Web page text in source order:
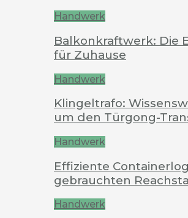
Handwerk
Balkonkraftwerk: Die
für Zuhause
Handwerk
Klingeltrafo:
um den Türgong-
Handwerk
Effiziente
gebrauchten
Handwerk